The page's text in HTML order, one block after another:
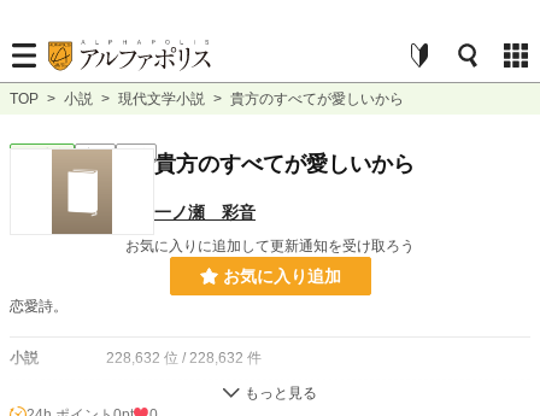
TOP > 小説 > 現代文学小説 > 貴方のすべてが愛しいから
現代文学 完結 貴方のすべてが愛しいから
一ノ瀬 彩音
お気に入りに追加して更新通知を受け取ろう
お気に入り追加
恋愛詩。
小説 228,632 位 / 228,632 件